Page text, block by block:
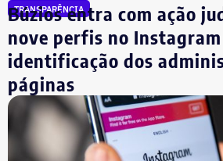
5 Rodrigo Ratkus Abel
R$
Gustavo Reis Ferreira
R$
TRANSPARÊNCIA
Búzios entra com ação
nove perfis no Instagram
identificação dos
páginas